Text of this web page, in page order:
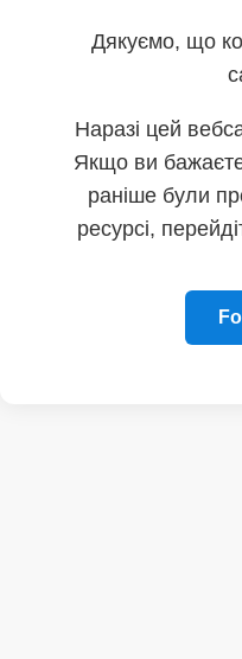
Дякуємо, що
Наразі цей
Якщо ви
раніше були
ресурсі,